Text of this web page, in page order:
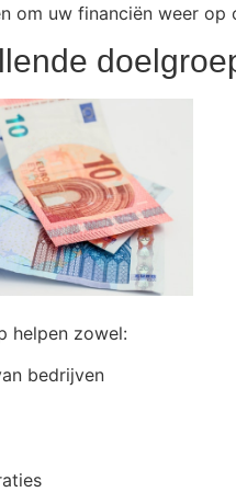
om uw financiën weer
helpen zowel:
bedrijven